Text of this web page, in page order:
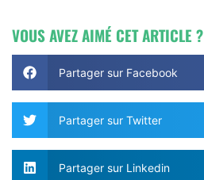
VOUS AVEZ AIMÉ CET ARTICLE ?
Partager sur Facebook
Partager sur Twitter
Partager sur Linkedin